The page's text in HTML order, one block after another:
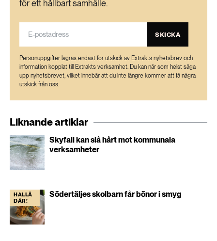
för ett hållbart samhälle.
SKICKA
Personuppgifter lagras endast för utskick av Extrakts nyhetsbrev och
information kopplat till Extrakts verksamhet. Du kan när som helst säga
upp nyhetsbrevet, vilket innebär att du inte längre kommer att få några
utskick från oss.
Liknande artiklar
Skyfall kan slå hårt mot kommunala
verksamheter
HALLÅ
DÄR!
Södertäljes skolbarn får bönor i smyg